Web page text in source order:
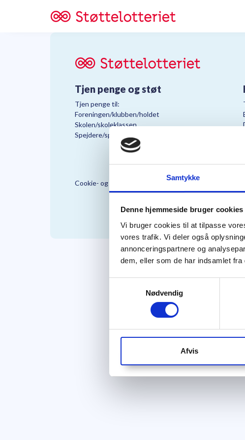
Samtykke
Denne hjemmeside bruger cookies
Vi bruger cookies til at tilpasse
vores trafik. Vi deler også
annonceringspartnere og
dem, eller som de har indsamlet fra
Nødvendig
Afvis
Tjen penge og støt
Tjen penge til:
Foreningen/klubben/holdet
Skolen/skoleklassen
Spejdere/spejdergruppen/FDF’ere, m.fl.
Cookie- og Persondatapolitik